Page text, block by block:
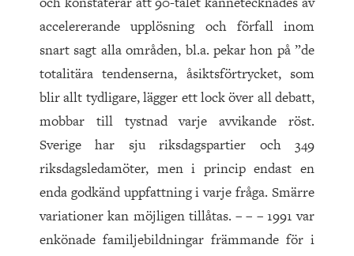
accelererande upplösning och förfall inom
snart sagt alla områden, bl.a. pekar hon på ”de
totalitära tendenserna, åsiktsförtrycket, som
blir allt tydligare, lägger ett lock över all debatt,
mobbar till tystnad varje avvikande röst.
Sverige har sju riksdagspartier och 349
riksdagsledamöter, men i princip endast en
enda godkänd uppfattning i varje fråga. Smärre
variationer kan möjligen tillåtas. – – – 1991 var
enkönade familjebildningar främmande för i